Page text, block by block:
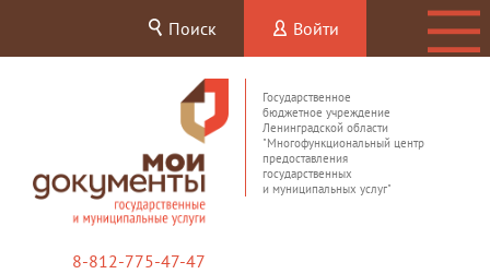
Поиск Войти
Государственное
бюджетное учреждение
Ленинградской области
"Многофункциональный центр
предоставления
государственных
и муниципальных услуг"
8-812-775-47-47